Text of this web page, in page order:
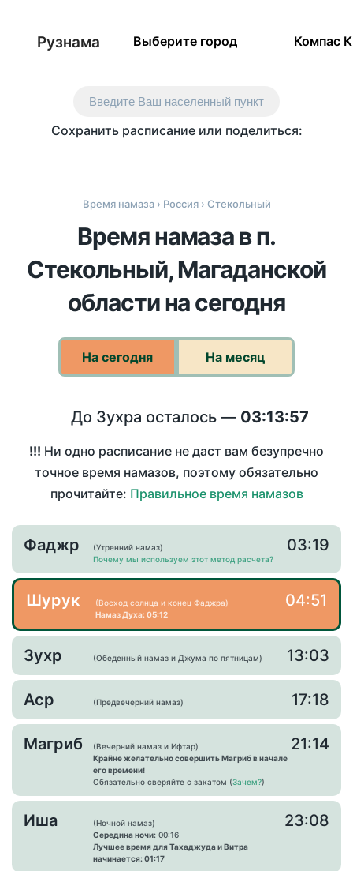
Рузнама Выберите город Компас
Введите Ваш населенный пункт
Сохранить расписание или поделиться:
Время намаза› Россия› Стекольный
Время намаза в п.
Стекольный, Магаданской
области на сегодня
На сегодня На месяц
До Зухра осталось — 03:13:57
!!! Ни одно расписание не даст вам безупречно
точное время намазов, поэтому обязательно
прочитайте: Правильное время намазов
Фаджр
(Утренний намаз)
Почему мы используем этот метод расчета?
03:19
Шурук
(Восход солнца и конец Фаджра)
Намаз Духа: 05:12
04:51
Зухр (Обеденный намаз и Джума по пятницам) 13:03
Аср (Предвечерний намаз) 17:18
Магриб
(Вечерний намаз и Ифтар)
Крайне желательно совершить Магриб в начале
его времени!
Обязательно сверяйте с закатом (Зачем?)
21:14
Иша
(Ночной намаз)
Середина ночи: 00:16
Лучшее время для Тахаджуда и Витра
начинается: 01:17
23:08